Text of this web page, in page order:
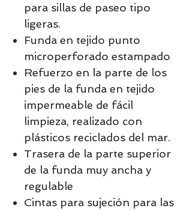
para sillas de paseo tipo
ligeras.
Funda en tejido punto
microperforado estampado
Refuerzo en la parte de los
pies de la funda en tejido
impermeable de fácil
limpieza, realizado con
plásticos reciclados del mar.
Trasera de la parte superior
de la funda muy ancha y
regulable
Cintas para sujeción para las